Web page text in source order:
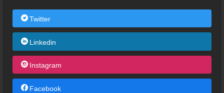
Twitter
Linkedin
Instagram
Facebook